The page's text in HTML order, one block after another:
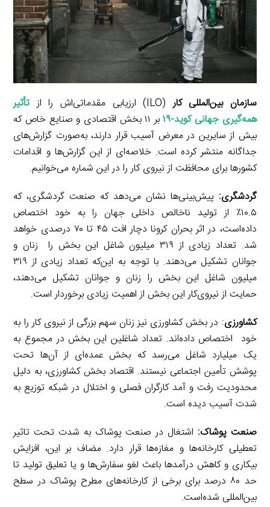
m
سازمان بین‌المللی کار(ILO) ارزیابی مقدماتی‌اش را از
تأثیر
همه‌گیری جهانی کوید-۱۹
بر ۱۱ بخش اقتصادی و صنایع خاص که
بیش از سایرین در معرض آسیب قرار دارند، به‌صورت گزارش‌های
جداگانه منتشر کرده است. خلاصه‌ای از این گزارش‌ها و اقدامات
کشورها برای محافظت از نیروی کار را در این شماره می‌خوانیم.
گردشگری: پیش‌بینی‌ها نشان می‌دهد که صنعت گردشگری، که
۱۰.۵٪ از تولید ناخالص داخلی جهان را به خود اختصاص
داده‌است، در اثر بحران کرونا دچار افت ۴۵ تا ۷۰ درصدی خواهد
شد. تعداد زیادی از ۳۱۹ میلیون شاغل این بخش را زنان و
جوانان تشکیل می‌دهند. با توجه به این‌که تعداد زیادی از ۳۱۹
میلیون شاغل این بخش را زنان و جوانان تشکیل می‌دهند،
حمایت از نیروی‌کار این بخش از اهمیت زیادی برخوردار است.
کشاورزی: در بخش کشاورزی نیز زنان سهم بزرگی از نیروی کار را به
خود اختصاص داده‌اند. تعداد شاغلین این بخش در مجموع به
یک میلیارد شاغل می‌رسد که بخش عمده‌ای از آن‌ها تحت
پوشش تأمین اجتماعی نیستند. اقتصاد بخش کشاورزی، به دلیل
محدودیت رفت و آمد کارگران فصلی و اختلال در شبکه توزیع به
شدت آسیب دیده است.
صنعت پوشاک: اشتغال در صنعت پوشاک به شدت تحت تاثیر
تعطیلی کارخانه‌ها و مغازه‌ها قرار دارد. مضاف بر این، افزایش
بیکاری و کاهش درآمدها باعث لغو سفارش‌ها و یا تعلیق تولید تا
حد ۸۰ درصد برای برخی از کارخانه‌های مطرح پوشاک در سطح
بین‌المللی شده‌است.